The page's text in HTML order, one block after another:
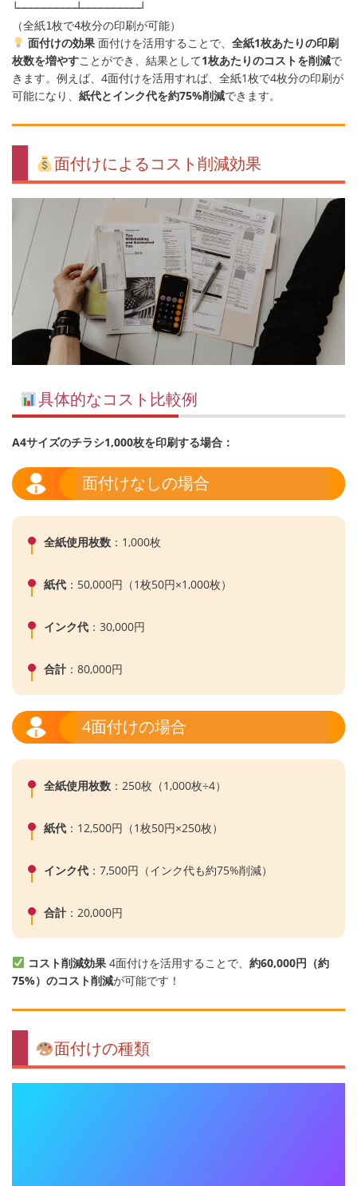
└─────────┴─────────┘
面付けの効果面付けを活用することで、 全紙1枚あたりの印刷
枚数を増やすことができ、結果として1枚あたりのコストを削減で
きます。例えば、4面付けを活用すれば、全紙1枚で4枚分の印刷が
可能になり、 紙代とインク代を約75%削減できます。
面付けによるコスト削減効果
具体的なコスト比較例
A4サイズのチラシ1,000枚を印刷する場合：
面付けなしの場合
全紙使用枚数 ：1,000枚
紙代 ：50,000円（1枚50円×1,000枚）
インク代 ：30,000円
合計 ：80,000円
4面付けの場合
全紙使用枚数 ：250枚（1,000枚÷4）
紙代 ：12,500円（1枚50円×250枚）
インク代 ：7,500円（インク代も約75%削減）
合計 ：20,000円
コスト削減効果4面付けを活用することで、 約60,000円（約
75%）のコスト削減が可能です！
面付けの種類